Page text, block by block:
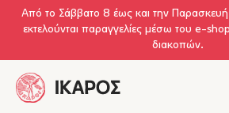
Skip to main content
Από το Σάββατο 8 έως και την
εκτελούνται παραγγελίες μέσω του e-
διακοπών.